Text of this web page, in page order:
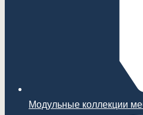
Модульные коллекции